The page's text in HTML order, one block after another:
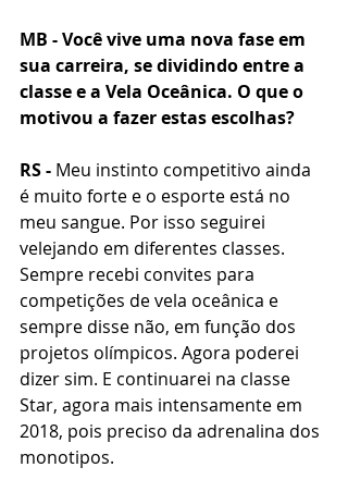
MB - Você vive uma nova fase em
sua carreira, se dividindo entre a
classe e a Vela Oceânica. O que o
motivou a fazer estas escolhas?
RS - Meu instinto competitivo ainda
é muito forte e o esporte está no
meu sangue. Por isso seguirei
velejando em diferentes classes.
Sempre recebi convites para
competições de vela oceânica e
sempre disse não, em função dos
projetos olímpicos. Agora poderei
dizer sim. E continuarei na classe
Star, agora mais intensamente em
2018, pois preciso da adrenalina dos
monotipos.